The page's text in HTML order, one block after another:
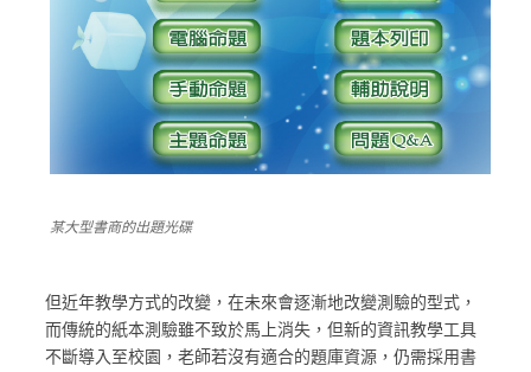
某大型書商的出題光碟
但近年教學方式的改變，在未來會逐漸地改變測驗的型式，
而傳統的紙本測驗雖不致於馬上消失，但新的資訊教學工具
不斷導入至校園，老師若沒有適合的題庫資源，仍需採用書